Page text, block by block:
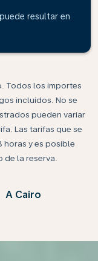
resultar en
Todos los importes
incluidos. No se
pueden variar
Las tarifas que se
horas y es posible
la reserva.
A Cairo